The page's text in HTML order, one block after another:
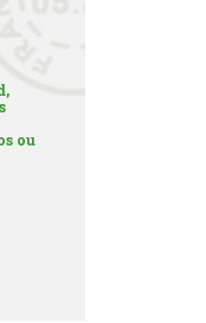
ou